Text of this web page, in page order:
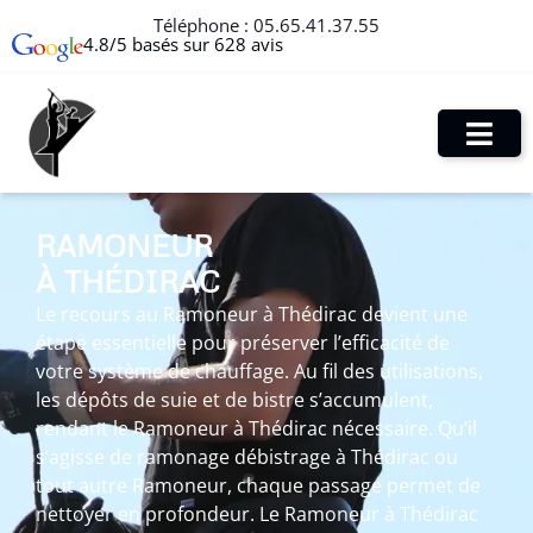
Téléphone : 05.65.41.37.55
4.8/5 basés sur 628 avis
RAMONEUR
À THÉDIRAC
Le recours au Ramoneur à Thédirac devient une
étape essentielle pour préserver l’efficacité de
votre système de chauffage. Au fil des utilisations,
les dépôts de suie et de bistre s’accumulent,
rendant le Ramoneur à Thédirac nécessaire. Qu’il
s’agisse de ramonage débistrage à Thédirac ou
tout autre Ramoneur, chaque passage permet de
nettoyer en profondeur. Le Ramoneur à Thédirac